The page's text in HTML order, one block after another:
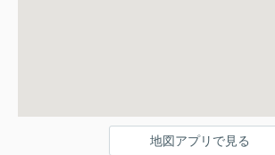
地図アプリで見る